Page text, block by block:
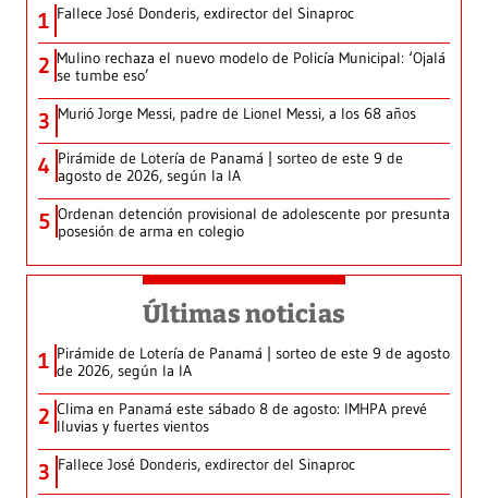
1 Fallece José Donderis, exdirector del Sinaproc
2 Mulino rechaza el nuevo modelo de Policía Municipal: ‘Ojalá
se tumbe eso’
3 Murió Jorge Messi, padre de Lionel Messi, a los 68 años
4 Pirámide de Lotería de Panamá | sorteo de este 9 de
agosto de 2026, según la IA
5 Ordenan detención provisional de adolescente por presunta
posesión de arma en colegio
Últimas noticias
1 Pirámide de Lotería de Panamá | sorteo de este 9 de agosto
de 2026, según la IA
2 Clima en Panamá este sábado 8 de agosto: IMHPA prevé
lluvias y fuertes vientos
3 Fallece José Donderis, exdirector del Sinaproc